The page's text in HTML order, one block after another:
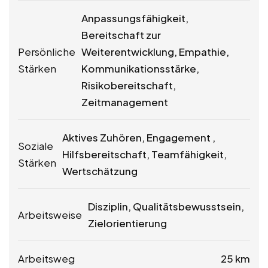
Persönliche
Stärken
Anpassungsfähigkeit,
Bereitschaft zur
Weiterentwicklung, Empathie,
Kommunikationsstärke,
Risikobereitschaft,
Zeitmanagement
Soziale
Stärken
Aktives Zuhören, Engagement ,
Hilfsbereitschaft, Teamfähigkeit,
Wertschätzung
Arbeitsweise
Disziplin, Qualitätsbewusstsein,
Zielorientierung
Arbeitsweg 25 km